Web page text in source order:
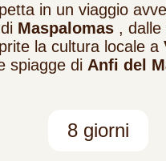
in un viaggio
Maspalomas, dalle
la cultura locale a
spiagge di Anfi del
8 giorni